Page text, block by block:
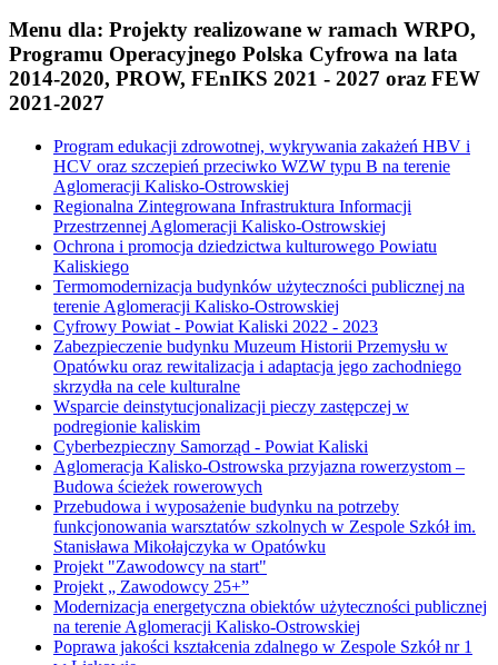
Menu dla: Projekty realizowane w ramach WRPO,
Programu Operacyjnego Polska Cyfrowa na lata
2014-2020, PROW, FEnIKS 2021 - 2027 oraz FEW
2021-2027
Program edukacji zdrowotnej, wykrywania zakażeń HBV i
HCV oraz szczepień przeciwko WZW typu B na terenie
Aglomeracji Kalisko-Ostrowskiej
Regionalna Zintegrowana Infrastruktura Informacji
Przestrzennej Aglomeracji Kalisko-Ostrowskiej
Ochrona i promocja dziedzictwa kulturowego Powiatu
Kaliskiego
Termomodernizacja budynków użyteczności publicznej na
terenie Aglomeracji Kalisko-Ostrowskiej
Cyfrowy Powiat - Powiat Kaliski 2022 - 2023
Zabezpieczenie budynku Muzeum Historii Przemysłu w
Opatówku oraz rewitalizacja i adaptacja jego zachodniego
skrzydła na cele kulturalne
Wsparcie deinstytucjonalizacji pieczy zastępczej w
podregionie kaliskim
Cyberbezpieczny Samorząd - Powiat Kaliski
Aglomeracja Kalisko-Ostrowska przyjazna rowerzystom –
Budowa ścieżek rowerowych
Przebudowa i wyposażenie budynku na potrzeby
funkcjonowania warsztatów szkolnych w Zespole Szkół im.
Stanisława Mikołajczyka w Opatówku
Projekt "Zawodowcy na start"
Projekt „ Zawodowcy 25+”
Modernizacja energetyczna obiektów użyteczności publicznej
na terenie Aglomeracji Kalisko-Ostrowskiej
Poprawa jakości kształcenia zdalnego w Zespole Szkół nr 1